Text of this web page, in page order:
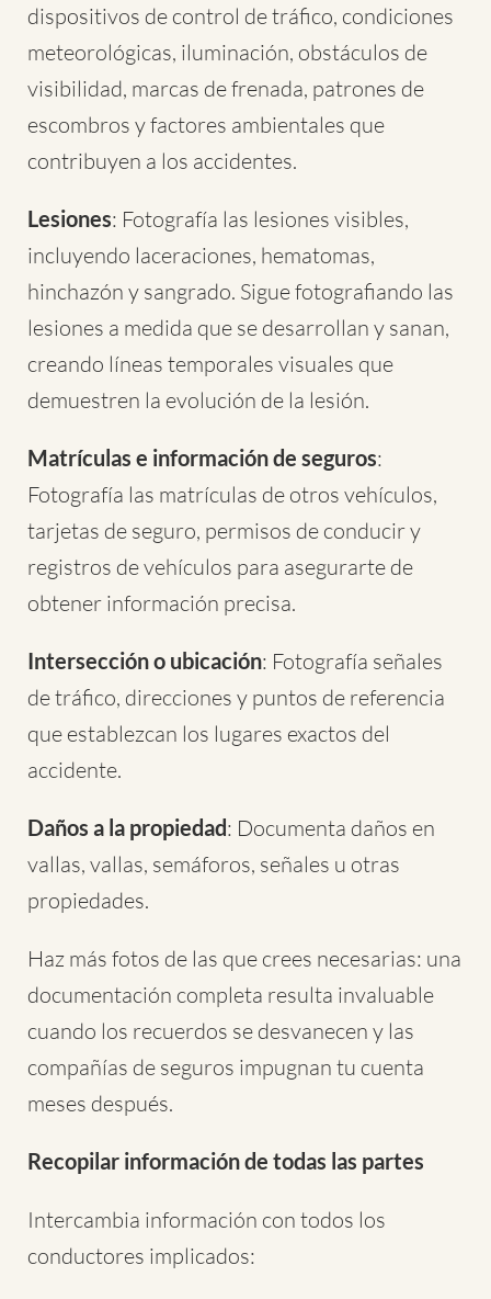
dispositivos de control de tráfico, condiciones
meteorológicas, iluminación, obstáculos de
visibilidad, marcas de frenada, patrones de
escombros y factores ambientales que
contribuyen a los accidentes.
Lesiones: Fotografía las lesiones visibles,
incluyendo laceraciones, hematomas,
hinchazón y sangrado. Sigue fotografiando las
lesiones a medida que se desarrollan y sanan,
creando líneas temporales visuales que
demuestren la evolución de la lesión.
Matrículas e información de seguros:
Fotografía las matrículas de otros vehículos,
tarjetas de seguro, permisos de conducir y
registros de vehículos para asegurarte de
obtener información precisa.
Intersección o ubicación: Fotografía señales
de tráfico, direcciones y puntos de referencia
que establezcan los lugares exactos del
accidente.
Daños a la propiedad: Documenta daños en
vallas, vallas, semáforos, señales u otras
propiedades.
Haz más fotos de las que crees necesarias: una
documentación completa resulta invaluable
cuando los recuerdos se desvanecen y las
compañías de seguros impugnan tu cuenta
meses después.
Recopilar información de todas las partes
Intercambia información con todos los
conductores implicados: